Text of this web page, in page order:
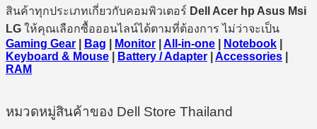
สินค้าทุกประเภทเกี่ยวกับคอมพิวเตอร์ Dell Acer hp Asus Msi
LG ให้คุณเลือกซื้อออนไลน์ได้ตามที่ต้องการ ไม่ว่าจะเป็น
Gaming Gear
Bag Monitor All-in-one Notebook
Keyboard & Mouse
Battery / Adapter Accessories
RAM
หมวดหมู่สินค้าของ Dell Store Thailand